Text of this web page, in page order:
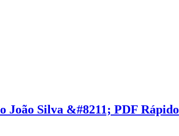
Silva &#8211; PDF Rápido